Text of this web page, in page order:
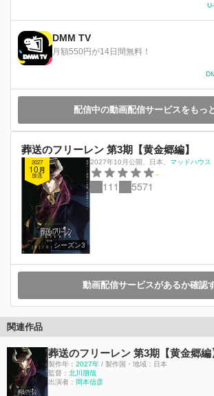
コカトリス、ハーピー、そし
い来る魔物たちを食べながら
DMM TV
月額550円が14日間無料！
配信中の動画配信サービスをもっ
葬送のフリーレン 第3期【黄金郷編】
シーズン3
2027
10 月
放送
2027年10月公開、 日本、 マッドハウス
-
111 5571
動画配信サービスがあるか確認
関連作品
葬送のフリーレン 第3期【黄金郷編
製作年： 2027年 / 製作国・地域：日本
監督： 北川朋哉
出演者： 岡本信彦